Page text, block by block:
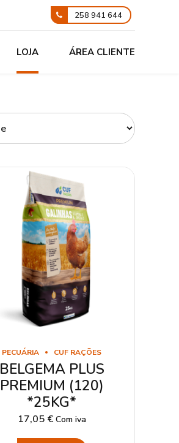
258 941 644
LOJA ÁREA CLIENTE
PECUÁRIA CUF RAÇÕES
BELGEMA PLUS
PREMIUM (120)
*25KG*
17,05 € Com iva